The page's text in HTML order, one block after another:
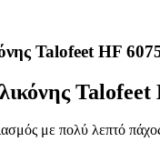
Talofeet HF
με πολύ λεπτό